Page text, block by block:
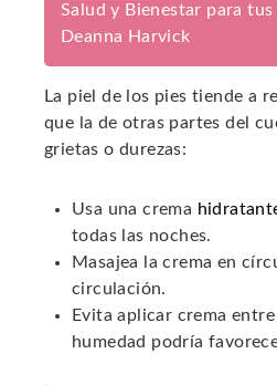
Salud y Bienestar para
Deanna Harvick
La piel de los pies tiende a
que la de otras partes del
grietas o durezas:
Usa una crema
todas las noches.
Masajea la crema en
circulación.
Evita aplicar crema
humedad podría